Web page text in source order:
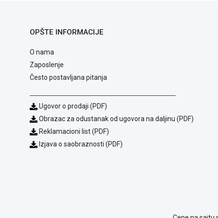
OPŠTE INFORMACIJE
O nama
Zaposlenje
Često postavljana pitanja
Ugovor o prodaji (PDF)
Obrazac za odustanak od ugovora na daljinu (PDF)
Reklamacioni list (PDF)
Izjava o saobraznosti (PDF)